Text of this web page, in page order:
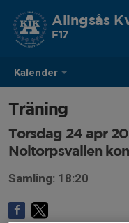
Kalender
Alingsås
F17
Träning
Torsdag 24 apr
Noltorpsvallen
Samling: 18:20